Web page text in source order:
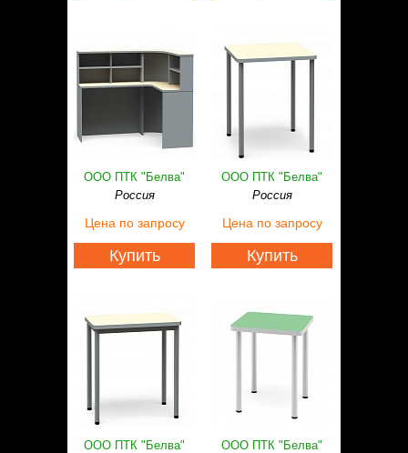
ООО ПТК "Белва"
Россия
Цена по запросу
Купить
ООО ПТК "Белва"
Россия
Цена по запросу
Купить
ООО ПТК "Белва"
ООО ПТК "Белва"